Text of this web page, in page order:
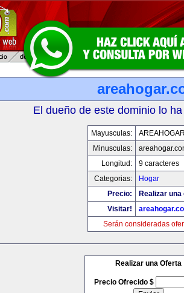
El dueño de este dominio lo
Mayusculas:
Minusculas:
Longitud:
9 caracteres
Categorias:
Hogar
Precio:
Realizar
Visitar!
Serán consideradas
Realizar una Oferta
Precio Ofrecido $